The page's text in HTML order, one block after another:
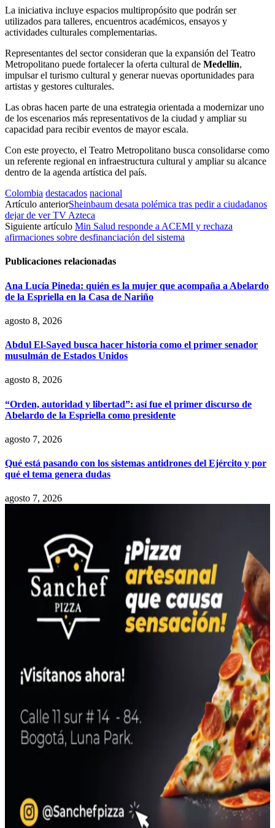
La iniciativa incluye espacios multipropósito que podrán ser
utilizados para talleres, encuentros académicos, ensayos y
actividades culturales complementarias.
Representantes del sector consideran que la expansión del Teatro
Metropolitano puede fortalecer la oferta cultural de Medellín,
impulsar el turismo cultural y generar nuevas oportunidades para
artistas y gestores culturales.
Las obras hacen parte de una estrategia orientada a modernizar uno
de los escenarios más representativos de la ciudad y ampliar su
capacidad para recibir eventos de mayor escala.
Con este proyecto, el Teatro Metropolitano busca consolidarse como
un referente regional en infraestructura cultural y ampliar su alcance
dentro de la agenda artística del país.
Colombia destacados nacional
Artículo anteriorSheinbaum desata polémica tras pedir a ciudadanos
dejar de ver TV Azteca
Siguiente artículo Min Salud responde a ACEMI y rechaza
afirmaciones sobre desfinanciación del sistema
Publicaciones relacionadas
Ana Lucía Pineda: quién es la mujer que acompaña a Abelardo
de la Espriella en la Casa de Nariño
agosto 8, 2026
Abdul El-Sayed busca hacer historia como el primer senador
musulmán de Estados Unidos
agosto 8, 2026
“Orden, autoridad y libertad”: así fue el primer discurso de
Abelardo de la Espriella como presidente
agosto 7, 2026
Qué está pasando con los sistemas antidrones del Ejército y por
qué el tema genera dudas
agosto 7, 2026